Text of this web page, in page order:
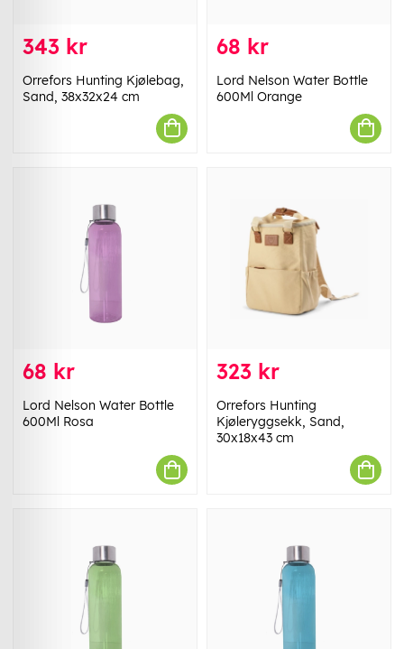
343 kr
Orrefors Hunting Kjølebag,
Sand, 38x32x24 cm
68 kr
Lord Nelson Water Bottle
600Ml Orange
68 kr
Lord Nelson Water Bottle
600Ml Rosa
323 kr
Orrefors Hunting
Kjøleryggsekk, Sand,
30x18x43 cm